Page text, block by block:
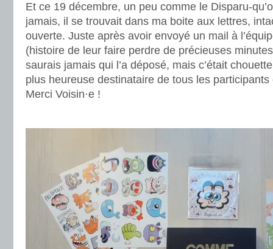
Et ce 19 décembre, un peu comme le Disparu-
jamais, il se trouvait dans ma boite aux lettres,
ouverte. Juste après avoir envoyé un mail à
(histoire de leur faire perdre de précieuses
saurais jamais qui l’a déposé, mais c’était
plus heureuse destinataire de tous les
Merci Voisin·e !